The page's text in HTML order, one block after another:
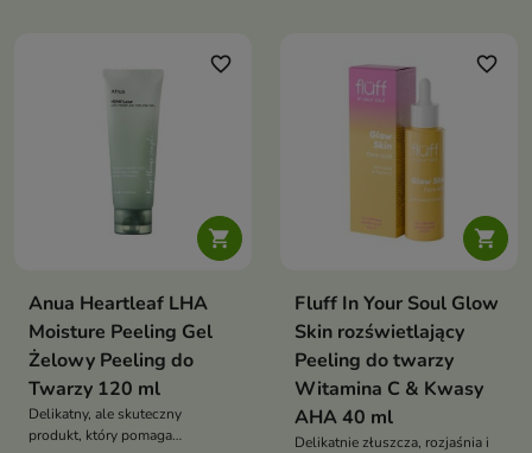

favorite_border
Anua Heartleaf LHA
Moisture Peeling Gel
Żelowy Peeling do
Twarzy 120 ml
Delikatny, ale skuteczny
produkt, który pomaga

favorite_border
Fluff In Your Soul Glow
Skin rozświetlający
Peeling do twarzy
Witamina C & Kwasy
AHA 40 ml
Delikatnie złuszcza, rozjaśnia i